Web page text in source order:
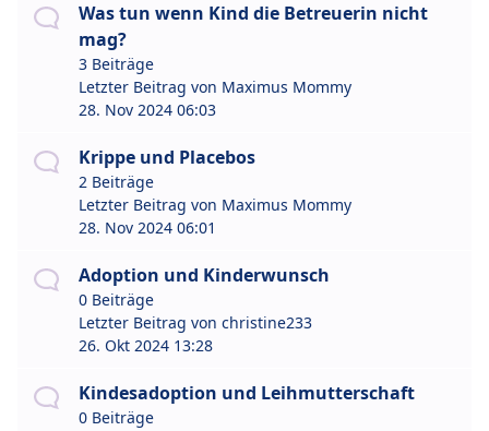
Was tun wenn Kind die Betreuerin nicht
mag?
3 Beiträge
Letzter Beitrag von Maximus Mommy
28. Nov 2024 06:03
Krippe und Placebos
2 Beiträge
Letzter Beitrag von Maximus Mommy
28. Nov 2024 06:01
Adoption und Kinderwunsch
0 Beiträge
Letzter Beitrag von christine233
26. Okt 2024 13:28
Kindesadoption und Leihmutterschaft
0 Beiträge